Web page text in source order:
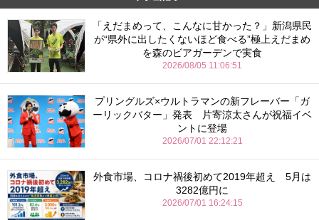
「えだまめって、こんなに甘かった？」新潟県民
が“県外に出したくないほど食べる”極上えだまめ
を森のビアガーデンで実食
2026/08/05 11:06:51
プリングルズ×ウルトラマンの新フレーバー「ガ
ーリックバター」発表 片寄涼太さんが祝福イベ
ントに登場
2026/07/01 22:12:21
外食市場、コロナ禍後初めて2019年超え 5月は
3282億円に
2026/07/01 16:24:15